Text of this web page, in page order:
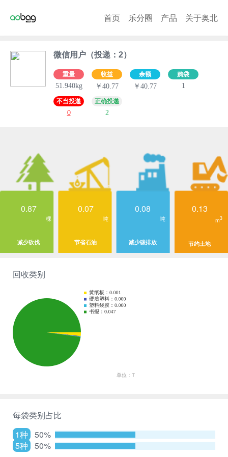
首页 乐分圈 产品 关于奥北
微信用户（投递：2）
重量
51.940kg
收益
￥40.77
余额
￥40.77
购袋
1
不当投递
0
正确投递
2
0.87
棵
减少砍伐
0.07
吨
节省石油
0.08
吨
减少碳排放
0.13
m3
节约土地
回收类别
每袋类别占比
1种
50%
5种
50%